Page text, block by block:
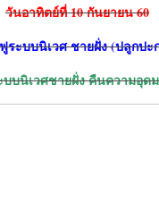
วันอาทิตย์ที่10 กันยายน 60
ะบบนิเวศ ชายฝั่ง(ปลูกปะ
บนิเวศชายฝั่ง คืนความอุด